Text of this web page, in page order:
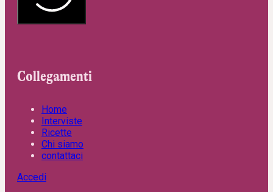
Collegamenti
Home
Interviste
Ricette
Chi siamo
contattaci
Accedi